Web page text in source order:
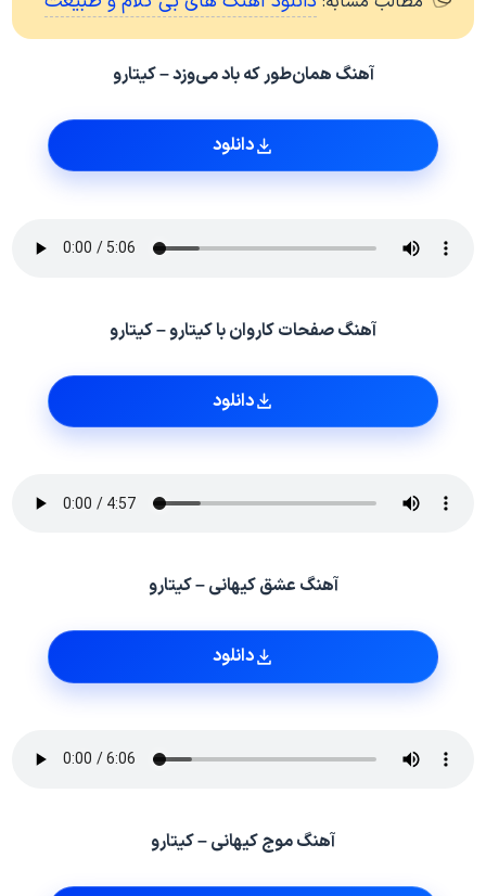
آهنگ همان‌طور که باد می‌وزد – کیتارو
دانلود
آهنگ صفحات کاروان با کیتارو – کیتارو
دانلود
آهنگ عشق کیهانی – کیتارو
دانلود
آهنگ موج کیهانی – کیتارو